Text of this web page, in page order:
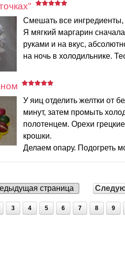
Смешать все ингредиенты,
Я мягкий маргарин
руками и на вкус,
на ночь в холодильнике.
У яиц отделить желтки от
минут, затем промыть
полотенцем. Орехи
крошки.
Делаем опару. Подогреть
страница
3 4 5 6 7 8 9